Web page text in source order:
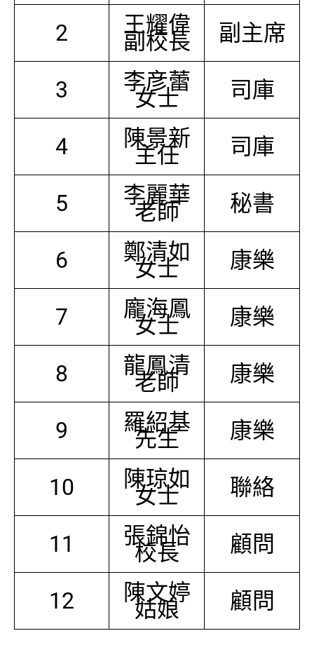
2 王耀偉
副校長 副主席
3 李彦蕾
女士 司庫
4 陳景新
主任 司庫
5 李麗華
老師 秘書
6 鄭清如
女士 康樂
7 龐海鳳
女士 康樂
8 龍鳳清
老師 康樂
9 羅紹基
先生 康樂
10 陳琼如
女士 聯絡
11 張錦怡
校長 顧問
12 陳文婷
姑娘 顧問